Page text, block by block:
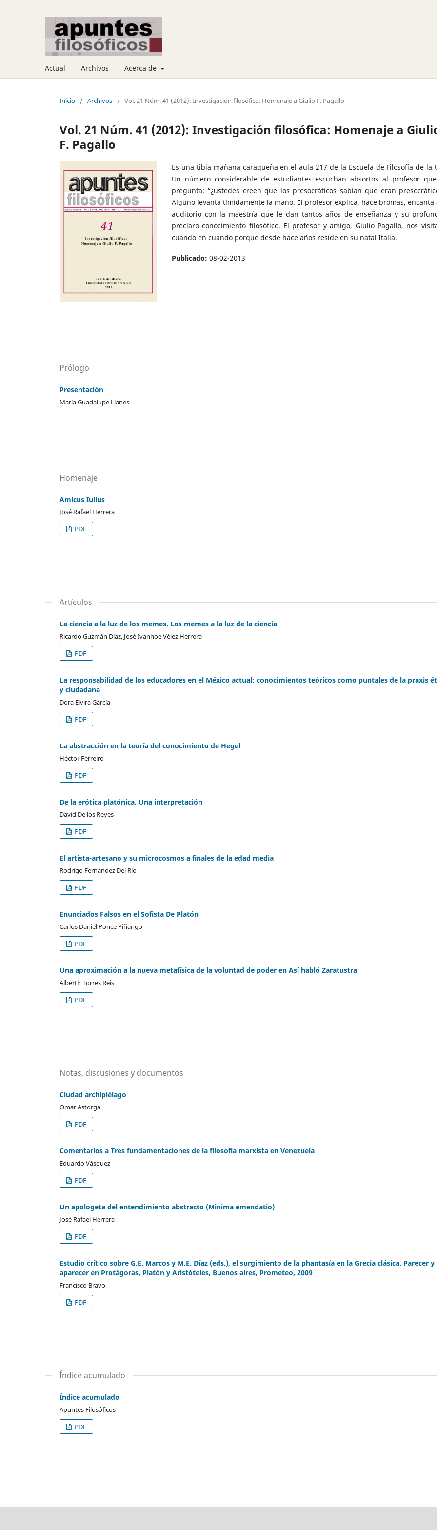
Actual Archivos Acerca de
Inicio / Archivos / Vol. 21 Núm. 41 (2012): Investigación filosófica: Homenaje a Giulio F. Pagallo
Vol. 21 Núm. 41 (2012): Investigación filosófica: Homenaje a
F. Pagallo
Es una tibia mañana caraqueña en el aula 217 de la Escuela de Filosofía de la
Un número considerable de estudiantes escuchan absortos al profesor
pregunta: “¿ustedes creen que los presocráticos sabían que eran
Alguno levanta tímidamente la mano. El profesor explica, hace bromas, encanta
auditorio con la maestría que le dan tantos años de enseñanza y su
preclaro conocimiento filosófico. El profesor y amigo, Giulio Pagallo, nos
cuando en cuando porque desde hace años reside en su natal Italia.
Publicado: 08-02-2013
Prólogo
Presentación
María Guadalupe Llanes
Homenaje
Amicus Iulius
José Rafael Herrera
PDF
Artículos
La ciencia a la luz de los memes. Los memes a la luz de la ciencia
Ricardo Guzmán Díaz, José Ivanhoe Vélez Herrera
PDF
La responsabilidad de los educadores en el México actual: conocimientos teóricos como puntales de la praxis
y ciudadana
Dora Elvira García
PDF
La abstracción en la teoría del conocimiento de Hegel
Héctor Ferreiro
PDF
De la erótica platónica. Una interpretación
David De los Reyes
PDF
El artista-artesano y su microcosmos a finales de la edad media
Rodrigo Fernández Del Río
PDF
Enunciados Falsos en el Sofista De Platón
Carlos Daniel Ponce Piñango
PDF
Una aproximación a la nueva metafísica de la voluntad de poder en Así habló Zaratustra
Alberth Torres Reis
PDF
Notas, discusiones y documentos
Ciudad archipiélago
Omar Astorga
PDF
Comentarios a Tres fundamentaciones de la filosofía marxista en Venezuela
Eduardo Vásquez
PDF
Un apologeta del entendimiento abstracto (Minima emendatio)
José Rafael Herrera
PDF
Estudio crítico sobre G.E. Marcos y M.E. Díaz (eds.), el surgimiento de la phantasía en la Grecia clásica. Parecer y
aparecer en Protágoras, Platón y Aristóteles, Buenos aires, Prometeo, 2009
Francisco Bravo
PDF
Índice acumulado
Índice acumulado
Apuntes Filosóficos
PDF